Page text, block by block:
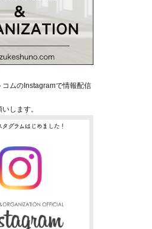
コムのInstagramで情報配信
します。